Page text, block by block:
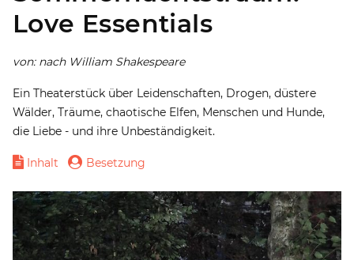
Love Essentials
von: nach William Shakespeare
Ein Theaterstück über Leidenschaften, Drogen, düstere
Wälder, Träume, chaotische Elfen, Menschen und Hunde,
die Liebe - und ihre Unbeständigkeit.
Inhalt Besetzung